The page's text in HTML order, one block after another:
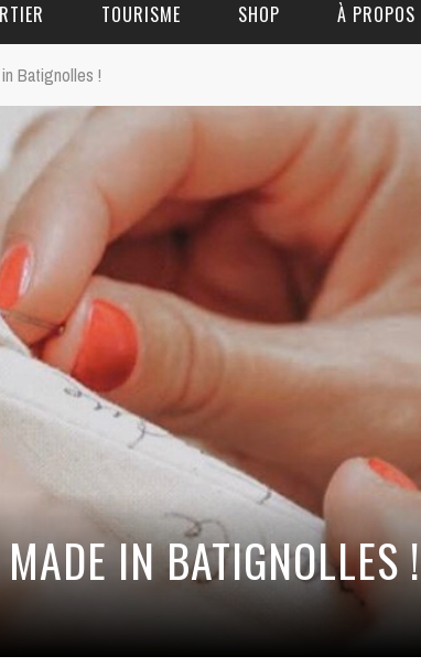
TOURISME
HÔTELS
SHOP À PROPOS
Batignolles !
IN BATIGNOLLES !